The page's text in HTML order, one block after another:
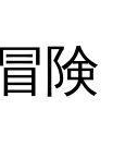
険